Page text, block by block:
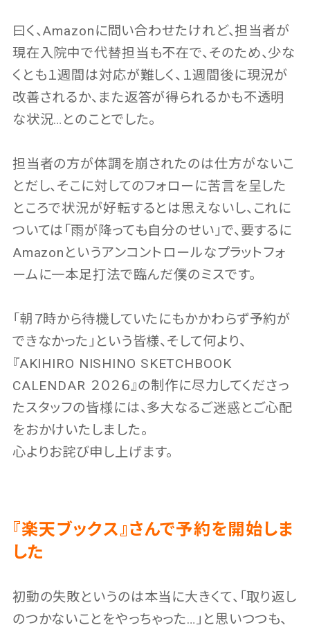
曰く、Amazonに問い合わせたけれど、担当者が
現在入院中で代替担当も不在で、そのため、少な
くとも１週間は対応が難しく、１週間後に現況が
改善されるか、また返答が得られるかも不透明
な状況…とのことでした。
担当者の方が体調を崩されたのは仕方がないこ
とだし、そこに対してのフォローに苦言を呈した
ところで状況が好転するとは思えないし、これに
ついては「雨が降っても自分のせい」で、要するに
Amazonというアンコントロールなプラットフォ
ームに一本足打法で臨んだ僕のミスです。
「朝７時から待機していたにもかかわらず予約が
できなかった」という皆様、そして何より、
『AKIHIRO NISHINO SKETCHBOOK
CALENDAR ２０２６』の制作に尽力してくださっ
たスタッフの皆様には、多大なるご迷惑とご心配
をおかけいたしました。
心よりお詫び申し上げます。
『楽天ブックス』さんで予約を開始しま
した
初動の失敗というのは本当に大きくて、「取り返し
のつかないことをやっちゃった…」と思いつつも、